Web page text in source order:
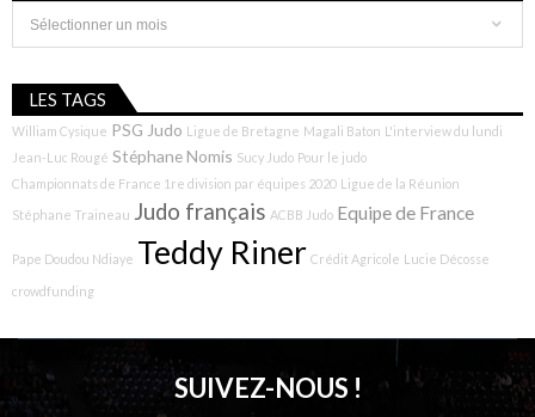
Archives
LES TAGS
William Cysique PSG Judo Ligue de Bretagne Magali Baton L'interview du lundi
Jean-Luc Rougé Stéphane Nomis Sucy Judo Pour le judo
Championnats de France 1re division par équipes 2020 Ligue de la Réunion
Stéphane Traineau Judo français ACBB Judo Equipe de France
Pape Doudou Ndiaye Teddy Riner Crédit Agricole Lucie Décosse
crowdfunding
SUIVEZ-NOUS !